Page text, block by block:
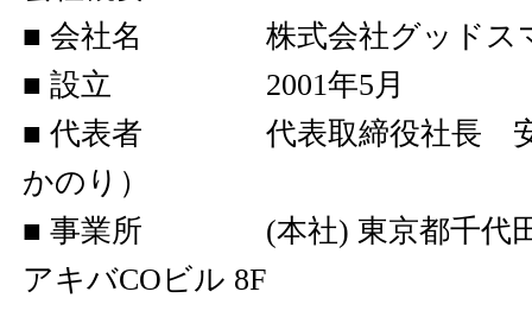
■ 会社名 株式会社グッドスマ
■ 設立 2001年5月
■ 代表者 代表取締役社長 安
かのり）
■ 事業所 (本社) 東京都千代田
アキバCOビル 8F